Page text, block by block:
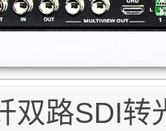
双路SDI转